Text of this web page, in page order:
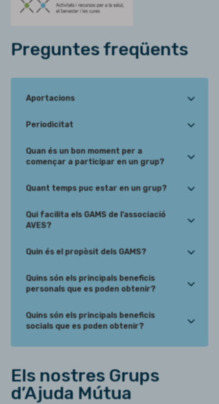
Preguntes freqüents
3
Aportacions
3
Periodicitat
3
Quan és un bon moment per a
començar a participar en un grup?
3
Quant temps puc estar en un grup?
3
Qui facilita els GAMS de l’associació
AVES?
3
Quin és el propòsit dels GAMS?
3
Quins són els principals beneficis
personals que es poden obtenir?
3
Quins són els principals beneficis
socials que es poden obtenir?
Els nostres Grups
d’Ajuda Mútua